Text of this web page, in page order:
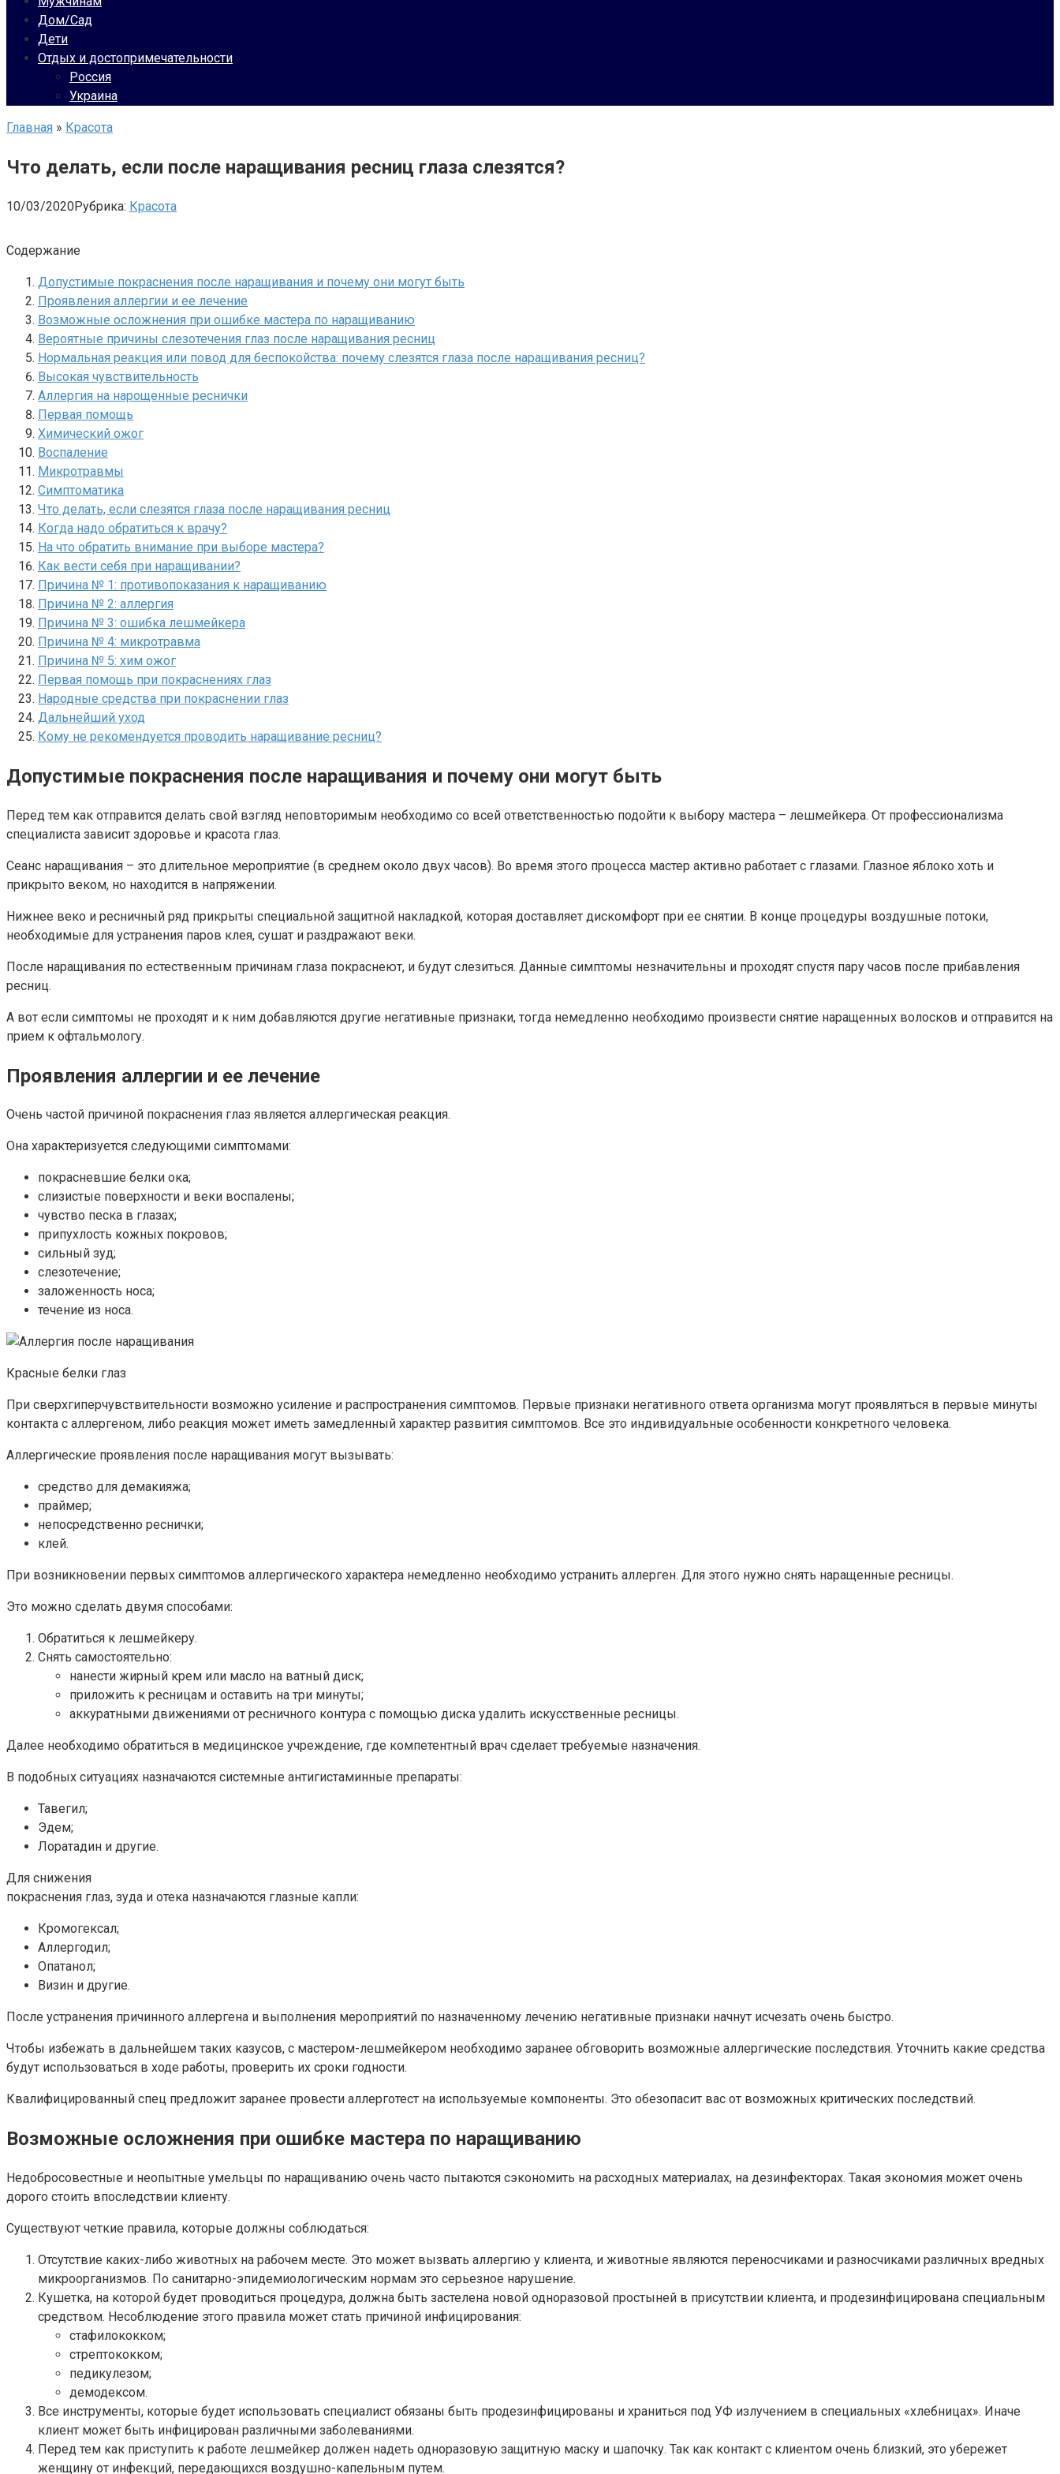
Дом/Сад
Дети
Отдых и достопримечательности
Россия
Украина
Главная » Красота
Что делать, если после наращивания ресниц глаза слезятся?
10/03/2020Рубрика: Красота
Содержание
Допустимые покраснения после наращивания и почему они могут быть
Проявления аллергии и ее лечение
Возможные осложнения при ошибке мастера по наращиванию
Вероятные причины слезотечения глаз после наращивания ресниц
Нормальная реакция или повод для беспокойства: почему слезятся глаза после наращивания ресниц?
Высокая чувствительность
Аллергия на нарощенные реснички
Первая помощь
Химический ожог
Воспаление
Микротравмы
Симптоматика
Что делать, если слезятся глаза после наращивания ресниц
Когда надо обратиться к врачу?
На что обратить внимание при выборе мастера?
Как вести себя при наращивании?
Причина № 1: противопоказания к наращиванию
Причина № 2: аллергия
Причина № 3: ошибка лешмейкера
Причина № 4: микротравма
Причина № 5: хим ожог
Первая помощь при покраснениях глаз
Народные средства при покраснении глаз
Дальнейший уход
Кому не рекомендуется проводить наращивание ресниц?
Допустимые покраснения после наращивания и почему они могут быть
Перед тем как отправится делать свой взгляд неповторимым необходимо со всей ответственностью подойти к выбору мастера – лешмейкера. От профессионализма
специалиста зависит здоровье и красота глаз.
Сеанс наращивания – это длительное мероприятие (в среднем около двух часов). Во время этого процесса мастер активно работает с глазами. Глазное яблоко хоть и
прикрыто веком, но находится в напряжении.
Нижнее веко и ресничный ряд прикрыты специальной защитной накладкой, которая доставляет дискомфорт при ее снятии. В конце процедуры воздушные потоки,
необходимые для устранения паров клея, сушат и раздражают веки.
После наращивания по естественным причинам глаза покраснеют, и будут слезиться. Данные симптомы незначительны и проходят спустя пару часов после прибавления
ресниц.
А вот если симптомы не проходят и к ним добавляются другие негативные признаки, тогда немедленно необходимо произвести снятие наращенных волосков и отправится на
прием к офтальмологу.
Проявления аллергии и ее лечение
Очень частой причиной покраснения глаз является аллергическая реакция.
Она характеризуется следующими симптомами:
покрасневшие белки ока;
слизистые поверхности и веки воспалены;
чувство песка в глазах;
припухлость кожных покровов;
сильный зуд;
слезотечение;
заложенность носа;
течение из носа.
Красные белки глаз
При сверхгиперчувствительности возможно усиление и распространения симптомов. Первые признаки негативного ответа организма могут проявляться в первые минуты
контакта с аллергеном, либо реакция может иметь замедленный характер развития симптомов. Все это индивидуальные особенности конкретного человека.
Аллергические проявления после наращивания могут вызывать:
средство для демакияжа;
праймер;
непосредственно реснички;
клей.
При возникновении первых симптомов аллергического характера немедленно необходимо устранить аллерген. Для этого нужно снять наращенные ресницы.
Это можно сделать двумя способами:
Обратиться к лешмейкеру.
Снять самостоятельно:
нанести жирный крем или масло на ватный диск;
приложить к ресницам и оставить на три минуты;
аккуратными движениями от ресничного контура с помощью диска удалить искусственные ресницы.
Далее необходимо обратиться в медицинское учреждение, где компетентный врач сделает требуемые назначения.
В подобных ситуациях назначаются системные антигистаминные препараты:
Тавегил;
Эдем;
Лоратадин и другие.
Для снижения
покраснения глаз, зуда и отека назначаются глазные капли:
Кромогексал;
Аллергодил;
Опатанол;
Визин и другие.
После устранения причинного аллергена и выполнения мероприятий по назначенному лечению негативные признаки начнут исчезать очень быстро.
Чтобы избежать в дальнейшем таких казусов, с мастером-лешмейкером необходимо заранее обговорить возможные аллергические последствия. Уточнить какие средства
будут использоваться в ходе работы, проверить их сроки годности.
Квалифицированный спец предложит заранее провести аллерготест на используемые компоненты. Это обезопасит вас от возможных критических последствий.
Возможные осложнения при ошибке мастера по наращиванию
Недобросовестные и неопытные умельцы по наращиванию очень часто пытаются сэкономить на расходных материалах, на дезинфекторах. Такая экономия может очень
дорого стоить впоследствии клиенту.
Существуют четкие правила, которые должны соблюдаться:
Отсутствие каких-либо животных на рабочем месте. Это может вызвать аллергию у клиента, и животные являются переносчиками и разносчиками различных вредных
микроорганизмов. По санитарно-эпидемиологическим нормам это серьезное нарушение.
Кушетка, на которой будет проводиться процедура, должна быть застелена новой одноразовой простыней в присутствии клиента, и продезинфицирована специальным
средством. Несоблюдение этого правила может стать причиной инфицирования:
стафилококком;
стрептококком;
педикулезом;
демодексом.
Все инструменты, которые будет использовать специалист обязаны быть продезинфицированы и храниться под УФ излучением в специальных «хлебницах». Иначе
клиент может быть инфицирован различными заболеваниями.
Перед тем как приступить к работе лешмейкер должен надеть одноразовую защитную маску и шапочку. Так как контакт с клиентом очень близкий, это убережет
женщину от инфекций, передающихся воздушно-капельным путем.